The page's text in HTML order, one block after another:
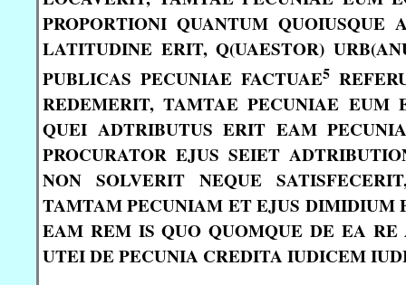
PROPORTIONI QUANTUM
LATITUDINE ERIT, Q(UAESTOR)
PUBLICAS PECUNIAE FACTUAE5
REDEMERIT, TAMTAE PECUNIAE
QUEI ADTRIBUTUS ERIT EAM
PROCURATOR EJUS SEIET
NON SOLVERIT NEQUE
TAMTAM PECUNIAM ET EJUS DIMIDIUM
EAM REM IS QUO QUOMQUE DE EA
UTEI DE PECUNIA CREDITA IUDICEM